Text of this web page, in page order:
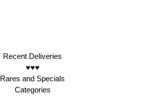
Recent Deliveries
♥♥♥
Rares and Specials
Categories